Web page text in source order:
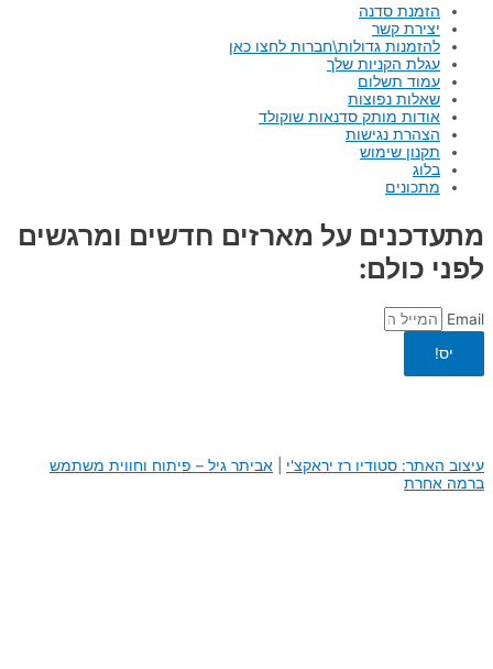
הזמנת סדנה
יצירת קשר
להזמנות גדולות\חברות לחצו כאן
עגלת הקניות שלך
עמוד תשלום
שאלות נפוצות
אודות מותק סדנאות שוקולד
הצהרת נגישות
תקנון שימוש
בלוג
מתכונים
מתעדכנים על מארזים חדשים ומרגשים
לפני כולם:
Email
יס!
עיצוב האתר: סטודיו רז יראקצ'י אביתר גיל – פיתוח וחווית משתמש
ברמה אחרת